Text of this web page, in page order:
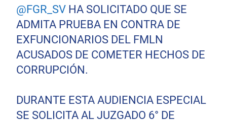
@FGR_SV HA SOLICITADO QUE SE
ADMITA PRUEBA EN CONTRA DE
EXFUNCIONARIOS DEL FMLN
ACUSADOS DE COMETER HECHOS DE
CORRUPCIÓN.
DURANTE ESTA AUDIENCIA ESPECIAL
SE SOLICITA AL JUZGADO 6° DE